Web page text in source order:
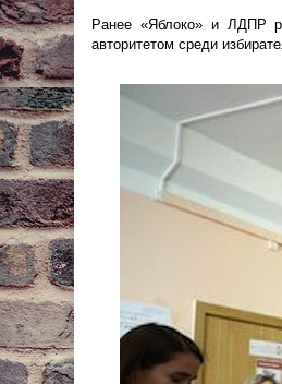
Ранее «Яблоко» и ЛДПР
авторитетом среди